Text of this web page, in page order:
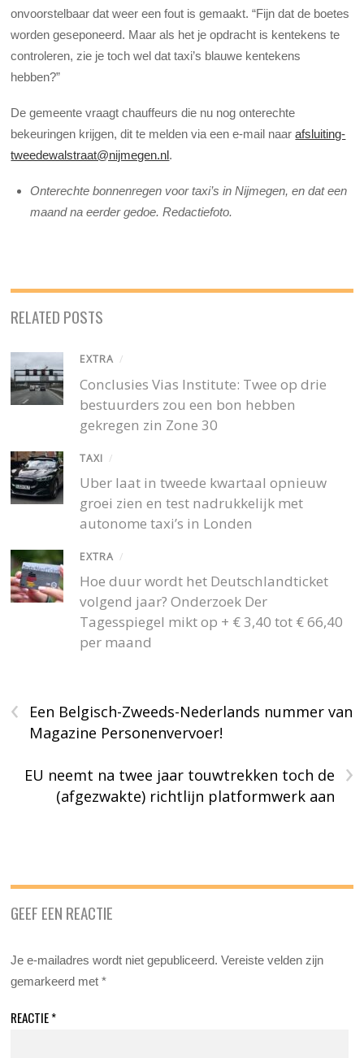
onvoorstelbaar dat weer een fout is gemaakt. “Fijn dat de boetes
worden geseponeerd. Maar als het je opdracht is kentekens te
controleren, zie je toch wel dat taxi’s blauwe kentekens
hebben?”
De gemeente vraagt chauffeurs die nu nog onterechte
bekeuringen krijgen, dit te melden via een e-mail naarafsluiting-
tweedewalstraat@nijmegen.nl.
Onterechte bonnenregen voor taxi’s in Nijmegen, en dat een
maand na eerder gedoe. Redactiefoto.
RELATED POSTS
EXTRA /
Conclusies Vias Institute: Twee op drie
bestuurders zou een bon hebben
gekregen zin Zone 30
TAXI /
Uber laat in tweede kwartaal opnieuw
groei zien en test nadrukkelijk met
autonome taxi’s in Londen
EXTRA /
Hoe duur wordt het Deutschlandticket
volgend jaar? Onderzoek Der
Tagesspiegel mikt op + € 3,40 tot € 66,40
per maand
‹
Een Belgisch-Zweeds-Nederlands nummer van
Magazine Personenvervoer!
›
EU neemt na twee jaar touwtrekken toch de
(afgezwakte) richtlijn platformwerk aan
GEEF EEN REACTIE
Je e-mailadres wordt niet gepubliceerd. Vereiste velden zijn
gemarkeerd met*
REACTIE*